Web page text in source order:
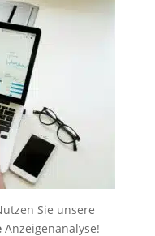
Sie unsere
Anzeigenanalyse!